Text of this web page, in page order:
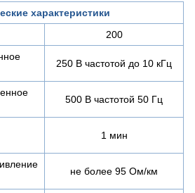
характеристики
200
250 В частотой до 10 кГц
500 В частотой 50 Гц
1 мин
не более 95 Ом/км